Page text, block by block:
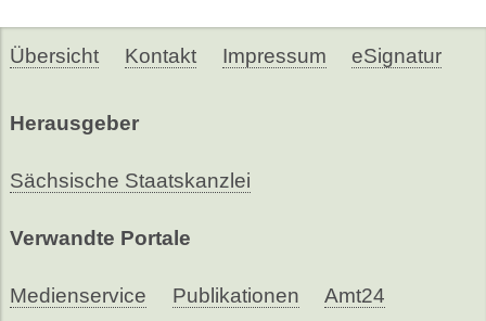
Übersicht Kontakt Impressum eSignatur
Herausgeber
Sächsische Staatskanzlei
Verwandte Portale
Medienservice Publikationen Amt24